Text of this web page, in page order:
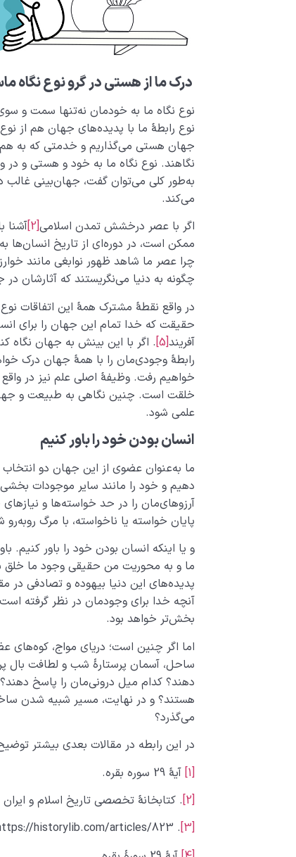
درک ما از هستی در گرو نوع نگاه
نوع نگاه ما به خودمان نه‌تنها سمت و
نوع رابطۀ ما با پدیده‌های جهان هم از
جهان هستی می­‌گذاریم و خدمتی که به
نگاهند. نوع نگاه ما به خود و هستی و در
به‌طور کلی می‌توان گفت، جهان‌بینی غالب
می‌کند.
اگر با عصر درخشش تمدن اسلامی[2] آشنا
ممکن است، در دوره‌ای از تاریخ انسان­‌ها
چرا عصر ما شاهد ظهور نوابغی مانند
چگونه به دنیا می­‌نگریستند که آثارشان
در واقع نقطۀ مشترک همۀ این اتفاقات نوع
حقیقت ‌که خدا تمام این جهان را برای
آفریند[5]
. اگر با این بینش به جهان نگاه
رابطۀ وجودی‌مان را با همۀ جهان درک
خواهیم رفت. وظیفۀ اصلی علم نیز در
خلقت است. چنین نگاهی به طبیعت و
علمی شود.
انسان بودن خود را باور کنیم
ما به‌عنوان عضوی از این جهان دو
دهیم و خود را مانند سایر موجودات بخشی
آرزوهای‌مان را در حد خواسته­‌ها و
پایان خواسته یا ناخواسته، با مرگ روبه‌رو
و یا اینکه انسان بودن خود را باور
ما و به محوریت من حقیقی وجود ما
پدیده‌های این دنیا بیهوده و تصادفی در
آنچه خدا برای وجودمان در نظر گرفته
بخش‌­تر خواهد بود.
اما اگر چنین است؛ دریای مواج،
ساحل، آسمان پرستارۀ شب و لطافت بال
دهند؟ کدام میل درونی­‌مان را پاسخ
هستند؟ و در نهایت، مسیر شبیه شدن
می­‌گذرد؟
در این رابطه در مقالات بعدی بیشتر
[1]
آیۀ 29 سوره بقره.
[2]
. کتابخانۀ تخصصی تاریخ اسلام و ایران
[3]
. https://historylib.com/articles/823/